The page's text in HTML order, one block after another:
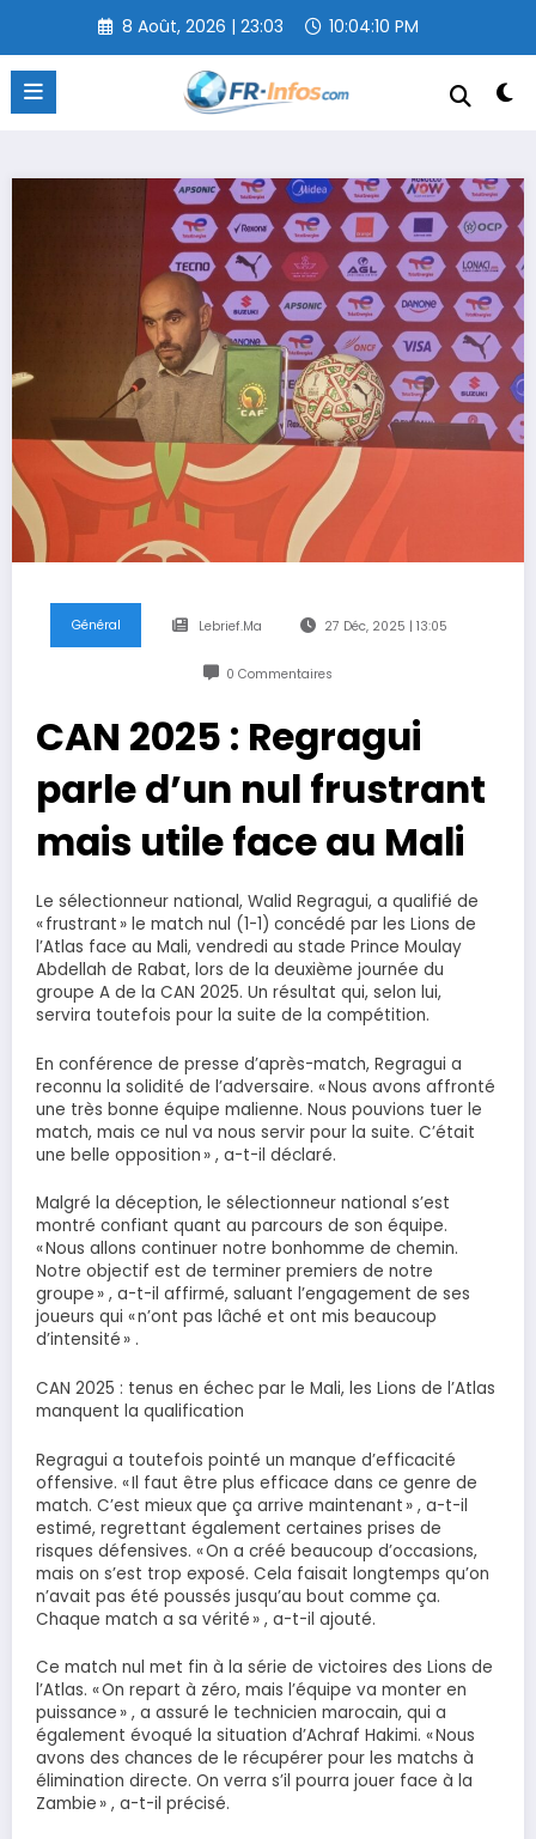
contenu
8 Août, 2026 | 23:03 10:04:11 PM
Général Lebrief.ma 27 Déc, 2025 | 13:05
0 Commentaires
CAN 2025 : Regragui
parle d’un nul frustrant
mais utile face au Mali
Le sélectionneur national, Walid Regragui, a qualifié de
« frustrant » le match nul (1-1) concédé par les Lions de
l’Atlas face au Mali, vendredi au stade Prince Moulay
Abdellah de Rabat, lors de la deuxième journée du
groupe A de la CAN 2025. Un résultat qui, selon lui,
servira toutefois pour la suite de la compétition.
En conférence de presse d’après-match, Regragui a
reconnu la solidité de l’adversaire. « Nous avons affronté
une très bonne équipe malienne. Nous pouvions tuer le
match, mais ce nul va nous servir pour la suite. C’était
une belle opposition » , a-t-il déclaré.
Malgré la déception, le sélectionneur national s’est
montré confiant quant au parcours de son équipe.
« Nous allons continuer notre bonhomme de chemin.
Notre objectif est de terminer premiers de notre
groupe » , a-t-il affirmé, saluant l’engagement de ses
joueurs qui « n’ont pas lâché et ont mis beaucoup
d’intensité » .
CAN 2025 : tenus en échec par le Mali, les Lions de l’Atlas
manquent la qualification
Regragui a toutefois pointé un manque d’efficacité
offensive. « Il faut être plus efficace dans ce genre de
match. C’est mieux que ça arrive maintenant » , a-t-il
estimé, regrettant également certaines prises de
risques défensives. « On a créé beaucoup d’occasions,
mais on s’est trop exposé. Cela faisait longtemps qu’on
n’avait pas été poussés jusqu’au bout comme ça.
Chaque match a sa vérité » , a-t-il ajouté.
Ce match nul met fin à la série de victoires des Lions de
l’Atlas. « On repart à zéro, mais l’équipe va monter en
puissance » , a assuré le technicien marocain, qui a
également évoqué la situation d’Achraf Hakimi. « Nous
avons des chances de le récupérer pour les matchs à
élimination directe. On verra s’il pourra jouer face à la
Zambie » , a-t-il précisé.